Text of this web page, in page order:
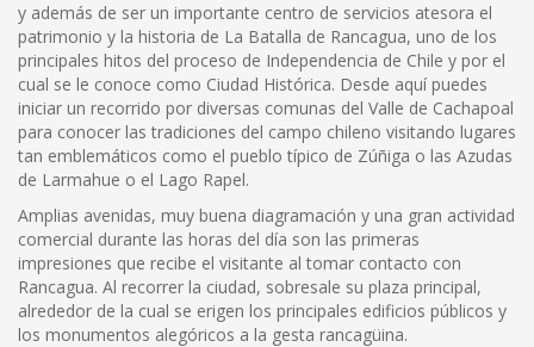
y además de ser un importante centro de servicios atesora el
patrimonio y la historia de La Batalla de Rancagua, uno de los
principales hitos del proceso de Independencia de Chile y por el
cual se le conoce como Ciudad Histórica. Desde aquí puedes
iniciar un recorrido por diversas comunas del Valle de Cachapoal
para conocer las tradiciones del campo chileno visitando lugares
tan emblemáticos como el pueblo típico de Zúñiga o las Azudas
de Larmahue o el Lago Rapel.
Amplias avenidas, muy buena diagramación y una gran actividad
comercial durante las horas del día son las primeras
impresiones que recibe el visitante al tomar contacto con
Rancagua. Al recorrer la ciudad, sobresale su plaza principal,
alrededor de la cual se erigen los principales edificios públicos y
los monumentos alegóricos a la gesta rancagüina.